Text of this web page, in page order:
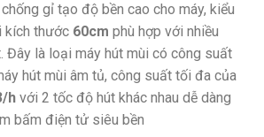
gỉ tạo độ bền cao cho máy, kiểu
kích thước 60cm phù hợp với nhiều
Đây là loại máy hút mùi có công suất
hút mùi âm tủ, công suất tối đa của
h với 2 tốc độ hút khác nhau dễ dàng
bấm điện tử siêu bền